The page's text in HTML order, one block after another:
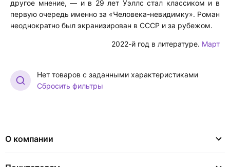
другое мнение, — и в 29 лет Уэллс стал классиком и в
первую очередь именно за «Человека-невидимку». Роман
неоднократно был экранизирован в СССР и за рубежом.
2022-й год в литературе. Март
Нет товаров с заданными характеристиками
Сбросить фильтры
О компании